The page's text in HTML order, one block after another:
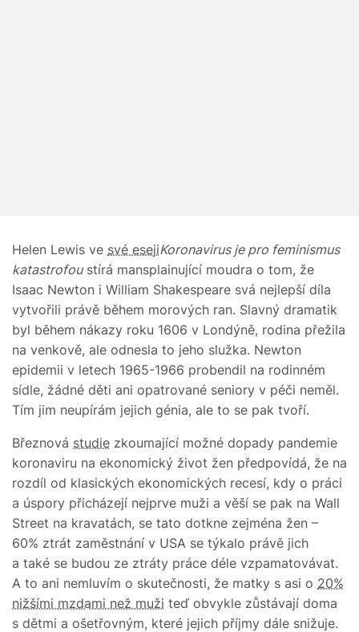
Helen Lewis ve své esejiKoronavirus je pro feminismus
katastrofoustírá mansplainující moudra o tom, že
Isaac Newton i William Shakespeare svá nejlepší díla
vytvořili právě během morových ran. Slavný dramatik
byl během nákazy roku 1606 v Londýně, rodina přežila
na venkově, ale odnesla to jeho služka. Newton
epidemii v letech 1965-1966 probendil na rodinném
sídle, žádné děti ani opatrované seniory v péči neměl.
Tím jim neupírám jejich génia, ale to se pak tvoří.
Březnová studie zkoumající možné dopady pandemie
koronaviru na ekonomický život žen předpovídá, že na
rozdíl od klasických ekonomických recesí, kdy o práci
a úspory přicházejí nejprve muži a věší se pak na Wall
Street na kravatách, se tato dotkne zejména žen –
60% ztrát zaměstnání v USA se týkalo právě jich
a také se budou ze ztráty práce déle vzpamatovávat.
A to ani nemluvím o skutečnosti, že matky s asi o 20%
nižšími mzdami než muži teď obvykle zůstávají doma
s dětmi a ošetřovným, které jejich příjmy dále snižuje.